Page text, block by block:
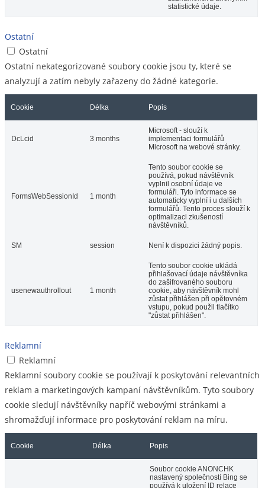
statistické údaje.
Ostatní
Ostatní
Ostatní nekategorizované soubory cookie jsou ty, které se
analyzují a zatím nebyly zařazeny do žádné kategorie.
Cookie Délka Popis
DcLcid 3 months
Microsoft - slouží k
implementaci formulářů
Microsoft na webové stránky.
FormsWebSessionId 1 month
Tento soubor cookie se
používá, pokud návštěvník
vyplnil osobní údaje ve
formuláři. Tyto informace se
automaticky vyplní i u dalších
formulářů. Tento proces slouží k
optimalizaci zkušeností
návštěvníků.
SM session Není k dispozici žádný popis.
usenewauthrollout 1 month
Tento soubor cookie ukládá
přihlašovací údaje návštěvníka
do zašifrovaného souboru
cookie, aby návštěvník mohl
zůstat přihlášen při opětovném
vstupu, pokud použil tlačítko
"zůstat přihlášen".
Reklamní
Reklamní
Reklamní soubory cookie se používají k poskytování relevantních
reklam a marketingových kampaní návštěvníkům. Tyto soubory
cookie sledují návštěvníky napříč webovými stránkami a
shromažďují informace pro poskytování reklam na míru.
Cookie Délka Popis
Soubor cookie ANONCHK
nastavený společností Bing se
používá k uložení ID relace